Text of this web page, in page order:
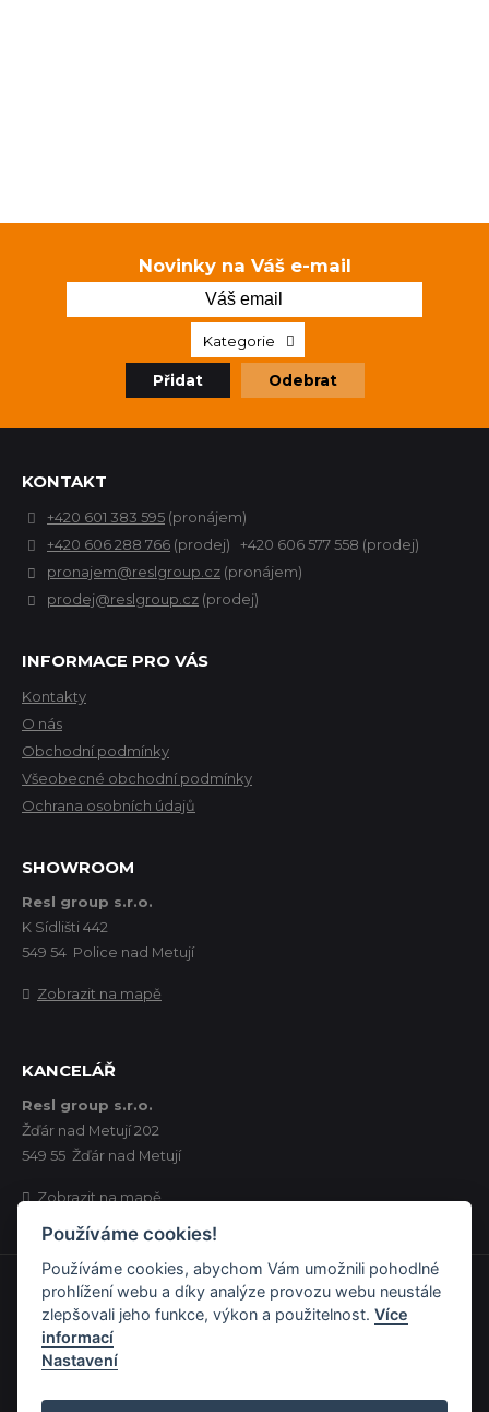
Novinky na Váš e-mail
Kategorie
Přidat Odebrat
KONTAKT
+420 601 383 595 (pronájem)
+420 606 288 766 (prodej) +420 606 577 558 (prodej)
pronajem@reslgroup.cz (pronájem)
prodej@reslgroup.cz (prodej)
INFORMACE PRO VÁS
Kontakty
O nás
Obchodní podmínky
Všeobecné obchodní podmínky
Ochrana osobních údajů
SHOWROOM
Resl group s.r.o.
K Sídlišti 442
549 54 Police nad Metují
Zobrazit na mapě
KANCELÁŘ
Resl group s.r.o.
Žďár nad Metují 202
549 55 Žďár nad Metují
Zobrazit na mapě
©2024 Resl group s.r.o.,
všechna práva vyhrazena.
Používáme cookies!
Používáme cookies, abychom Vám umožnili pohodlné
prohlížení webu a díky analýze provozu webu neustále
zlepšovali jeho funkce, výkon a použitelnost.Více
informací
Nastavení